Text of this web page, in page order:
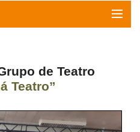
de Teatro
Teatro”